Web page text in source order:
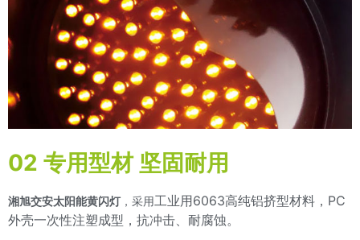
02 专用型材 坚固耐用
湘旭交安太阳能黄闪灯，采用工业用6063高纯铝挤型材料，PC
外壳一次性注塑成型，抗冲击、耐腐蚀。